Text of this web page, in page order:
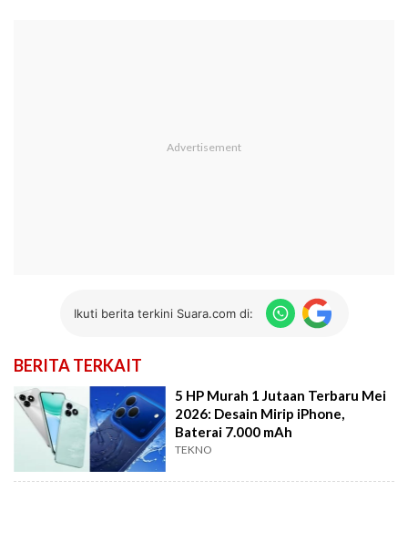
Ikuti berita terkini Suara.com di:
BERITA TERKAIT
5 HP Murah 1 Jutaan Terbaru Mei
2026: Desain Mirip iPhone,
Baterai 7.000 mAh
TEKNO